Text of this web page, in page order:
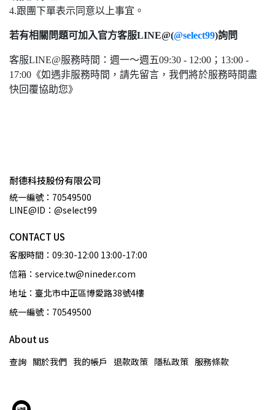
4.跟團下單表示同意以上事宜。
若有相關問題可加入官方客服LINE@(@select99)詢問
客服LINE@服務時間：週一～週五09:30 - 12:00；13:00 -
17:00《如遇非服務時間，請先留言，我們將於服務時間盡
快回覆協助您》
耐德科技股份有限公司
統一編號：70549500
LINE@ID：@select99
CONTACT US
客服時間：09:30-12:00 13:00-17:00
信箱：service.tw@nineder.com
地址：臺北市中正區博愛路38號4樓
統一編號：70549500
About us
查詢 關於我們 我的帳戶 退款政策 隱私政策 服務條款